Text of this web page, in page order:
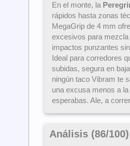
En el monte, la
rápidos hasta zonas
MegaGrip de 4 mm
excesivos para
impactos punzantes
Ideal para corredores
subidas, segura en
ningún taco Vibram te
una excusa menos a
esperabas. Ale, a
Análisis (86/100)